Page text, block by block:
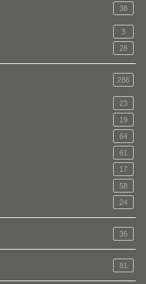
38
3
28
286
23
19
64
61
17
58
24
36
81